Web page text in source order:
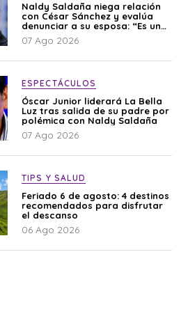
Naldy Saldaña niega relación
con César Sánchez y evalúa
denunciar a su esposa: “Es una
difamación”
07 Ago 2026
ESPECTÁCULOS
Óscar Junior liderará La Bella
Luz tras salida de su padre por
polémica con Naldy Saldaña
07 Ago 2026
TIPS Y SALUD
Feriado 6 de agosto: 4 destinos
recomendados para disfrutar
el descanso
06 Ago 2026